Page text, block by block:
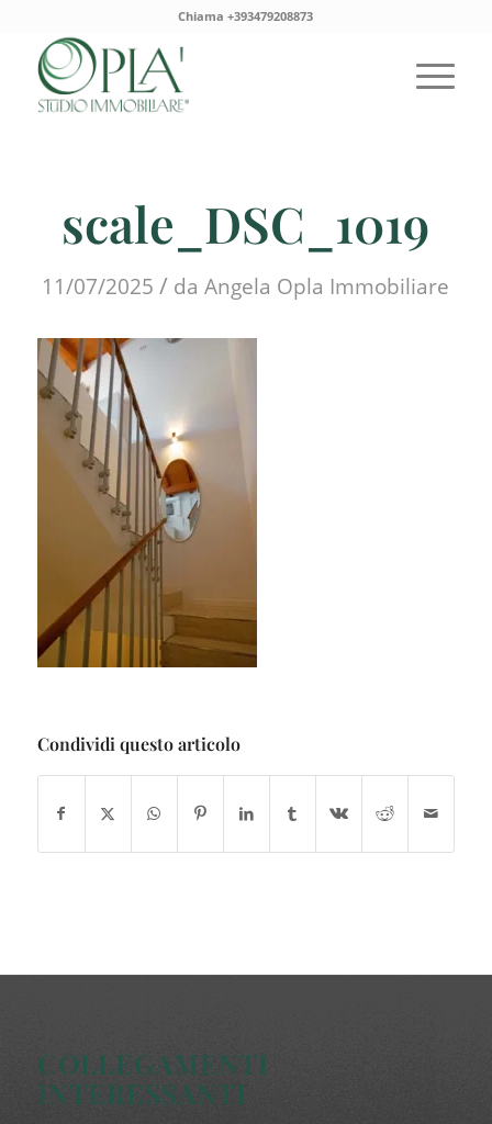
Chiama +393479208873
scale_DSC_1019
11/07/2025 / daAngela Opla Immobiliare
Condividi questo articolo
COLLEGAMENTI
INTERESSANTI